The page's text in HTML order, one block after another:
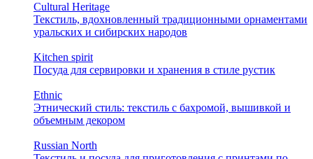
Cultural Heritage
Текстиль, вдохновленный традиционными орнаментами
уральских и сибирских народов
Kitchen spirit
Посуда для сервировки и хранения в стиле рустик
Ethnic
Этнический стиль: текстиль с бахромой, вышивкой и
объемным декором
Russian North